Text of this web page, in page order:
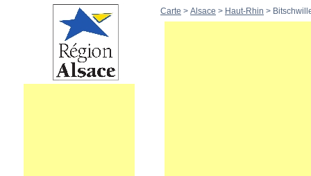
Carte > Alsace > Haut-Rhin >